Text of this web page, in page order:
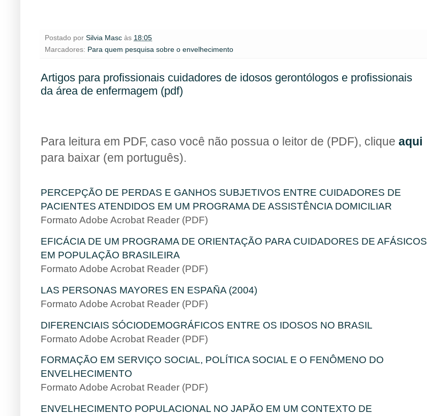
Postado por Silvia Masc às 18:05
Marcadores: Para quem pesquisa sobre o envelhecimento
Artigos para profissionais cuidadores de idosos gerontólogos e profissionais
da área de enfermagem (pdf)
Para leitura em PDF, caso você não possua o leitor de (PDF), clique aqui
para baixar (em português).
PERCEPÇÃO DE PERDAS E GANHOS SUBJETIVOS ENTRE CUIDADORES DE
PACIENTES ATENDIDOS EM UM PROGRAMA DE ASSISTÊNCIA DOMICILIAR
Formato Adobe Acrobat Reader (PDF)
EFICÁCIA DE UM PROGRAMA DE ORIENTAÇÃO PARA CUIDADORES DE AFÁSICOS
EM POPULAÇÃO BRASILEIRA
Formato Adobe Acrobat Reader (PDF)
LAS PERSONAS MAYORES EN ESPAÑA (2004)
Formato Adobe Acrobat Reader (PDF)
DIFERENCIAIS SÓCIODEMOGRÁFICOS ENTRE OS IDOSOS NO BRASIL
Formato Adobe Acrobat Reader (PDF)
FORMAÇÃO EM SERVIÇO SOCIAL, POLÍTICA SOCIAL E O FENÔMENO DO
ENVELHECIMENTO
Formato Adobe Acrobat Reader (PDF)
ENVELHECIMENTO POPULACIONAL NO JAPÃO EM UM CONTEXTO DE